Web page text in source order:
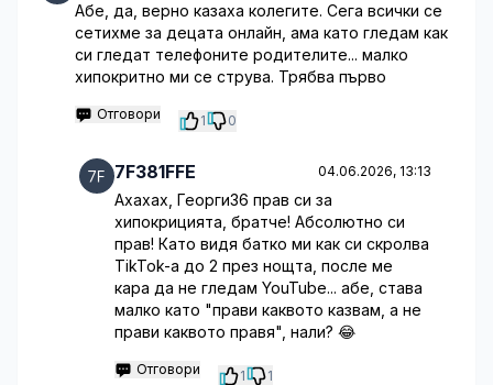
Абе, да, верно казаха колегите. Сега всички се
сетихме за децата онлайн, ама като гледам как
си гледат телефоните родителите... малко
хипокритно ми се струва. Трябва първо
Отговори 1 0
7F381FFE 04.06.2026, 13:13
Ахахах, Георги36 прав си за
хипокрицията, братче! Абсолютно си
прав! Като видя батко ми как си скролва
TikTok-а до 2 през нощта, после ме
кара да не гледам YouTube... абе, става
малко като "прави каквото казвам, а не
прави каквото правя", нали? 😂
Отговори 1 1